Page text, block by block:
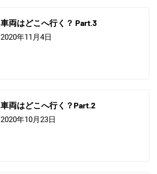
車両はどこへ行く？ Part.3
2020年11月4日
車両はどこへ行く？Part.2
2020年10月23日